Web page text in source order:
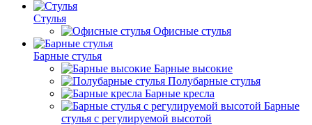
Стулья
Офисные стулья
Барные стулья
Барные высокие
Полубарные стулья
Барные кресла
Барные
стулья с регулируемой высотой